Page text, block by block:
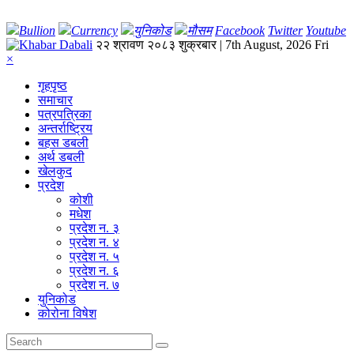
Bullion Currency युनिकोड मौसम Facebook Twitter Youtube
२२ श्रावण २०८३ शुक्रबार | 7th August, 2026 Fri
×
गृहपृष्‍ठ
समाचार
पत्रपत्रिका
अन्तर्राष्ट्रिय
बहस डबली
अर्थ डबली
खेलकुद
प्रदेश
कोशी
मधेश
प्रदेश न. ३
प्रदेश न. ४
प्रदेश न. ५
प्रदेश न. ६
प्रदेश न. ७
युनिकोड
कोरोना विषेश